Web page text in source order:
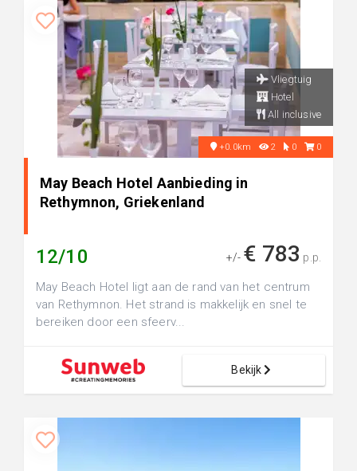
Vliegtuig
Hotel
All inclusive
+0.0km 2 0 0
May Beach Hotel Aanbieding in
Rethymnon, Griekenland
12/10 +/- € 783 p.p.
May Beach Hotel ligt aan de rand van het centrum
van Rethymnon. Het strand is makkelijk en snel te
bereiken door een sfeerv...
Bekijk